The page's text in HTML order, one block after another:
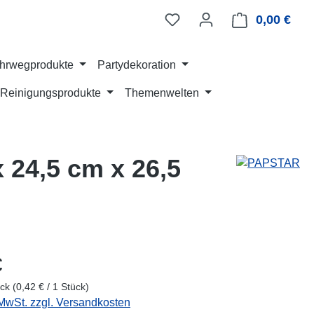
0,00 €
Partydekoration
Reinigungsprodukte Themenwelten
cm x 26,5
(0,42 € / 1 Stück)
zzgl. Versandkosten